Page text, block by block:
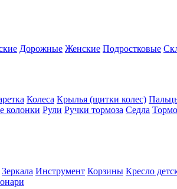
Дорожные Женские Подростковые
Колеса Крылья (щитки колес)
колонки Рули Ручки тормоза Седла
Зеркала Инструмент Корзины Кресло